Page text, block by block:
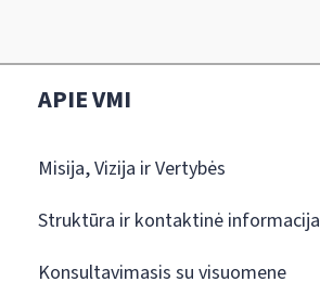
APIE VMI
Misija, Vizija ir Vertybės
Struktūra ir kontaktinė informacija
Konsultavimasis su visuomene